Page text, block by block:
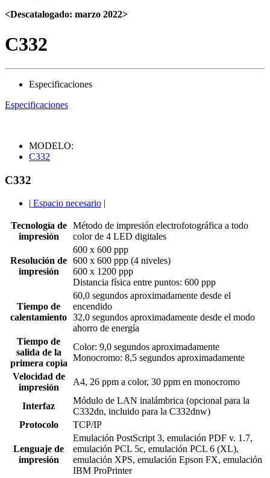
<Descatalogado: marzo 2022>
C332
Especificaciones
Especificaciones
MODELO:
C332
C332
| Espacio necesario |
Tecnología de
impresión
Método de impresión electrofotográfica a todo
color de 4 LED digitales
Resolución de
impresión
600 x 600 ppp
600 x 600 ppp (4 niveles)
600 x 1200 ppp
Distancia física entre puntos: 600 ppp
Tiempo de
calentamiento
60,0 segundos aproximadamente desde el
encendido
32,0 segundos aproximadamente desde el modo
ahorro de energía
Tiempo de
salida de la
primera copia
Color: 9,0 segundos aproximadamente
Monocromo: 8,5 segundos aproximadamente
Velocidad de
impresión
A4, 26 ppm a color, 30 ppm en monocromo
Interfaz
Módulo de LAN inalámbrica (opcional para la
C332dn, incluido para la C332dnw)
Protocolo
TCP/IP
Lenguaje de
impresión
Emulación PostScript 3, emulación PDF v. 1.7,
emulación PCL 5c, emulación PCL 6 (XL),
emulación XPS, emulación Epson FX, emulación
IBM ProPrinter